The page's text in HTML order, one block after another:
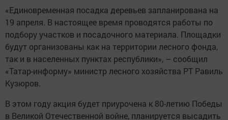
«Единовременная посадка деревьев запланирована на
19 апреля. В настоящее время проводятся работы по
подбору участков и посадочного материала. Площадки
будут организованы как на территории лесного фонда,
так и в населенных пунктах республики», – сообщил
«Татар-информу» министр лесного хозяйства РТ Равиль
Кузюров.
В этом году акция будет приурочена к 80-летию Победы
в Великой Отечественной войне, планируется высадить